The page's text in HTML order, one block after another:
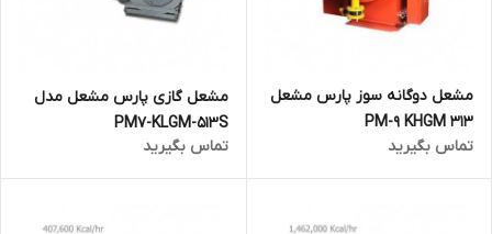
مشعل دوگانه سوز پارس مشعل
PM-9 KHGM 313
تماس بگیرید
مشعل گازی پارس مشعل مدل
PM7-KLGM-513S
تماس بگیرید